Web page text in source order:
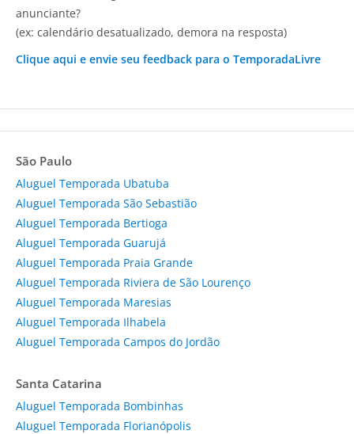
anunciante?
(ex: calendário desatualizado, demora na resposta)
Clique aqui e envie seu feedback para o TemporadaLivre
São Paulo
Aluguel Temporada Ubatuba
Aluguel Temporada São Sebastião
Aluguel Temporada Bertioga
Aluguel Temporada Guarujá
Aluguel Temporada Praia Grande
Aluguel Temporada Riviera de São Lourenço
Aluguel Temporada Maresias
Aluguel Temporada Ilhabela
Aluguel Temporada Campos do Jordão
Santa Catarina
Aluguel Temporada Bombinhas
Aluguel Temporada Florianópolis